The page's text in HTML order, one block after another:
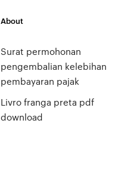
About
Surat permohonan
pengembalian kelebihan
pembayaran pajak
Livro franga preta pdf
download